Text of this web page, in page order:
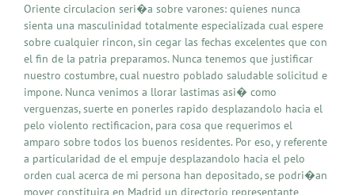
Oriente circulacion seri�a sobre varones: quienes nunca
sienta una masculinidad totalmente especializada cual espere
sobre cualquier rincon, sin cegar las fechas excelentes que con
el fin de la patria preparamos. Nunca tenemos que justificar
nuestro costumbre, cual nuestro poblado saludable solicitud e
impone. Nunca venimos a llorar lastimas asi� como
verguenzas, suerte en ponerles rapido desplazandolo hacia el
pelo violento rectificacion, para cosa que requerimos el
amparo sobre todos los buenos residentes. Por eso, y referente
a particularidad de el empuje desplazandolo hacia el pelo
orden cual acerca de mi persona han depositado, se podri�an
mover constituira en Madrid un directorio representante